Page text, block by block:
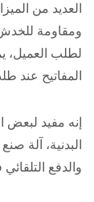
ومقاومة للخدش
لطلب العميل،
المفاتيح عند
إنه مفيد لبعض
البدنية، آلة
والدفع